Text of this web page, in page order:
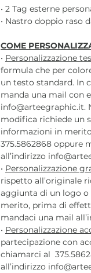
• 2 Tag esterne
• Nastro doppio raso
COME
• Personalizzazione
formula che per
un testo standard. In
manda una mail con
info@arteegraphic.it.
modifica richiede un
informazioni in
375.5862868 oppure
all’indirizzo
• Personalizzazione
rispetto all’originale
aggiunta di un logo o
merito, prima di
mandaci una mail
• Personalizzazione
partecipazione con
chiamarci al
all’indirizzo